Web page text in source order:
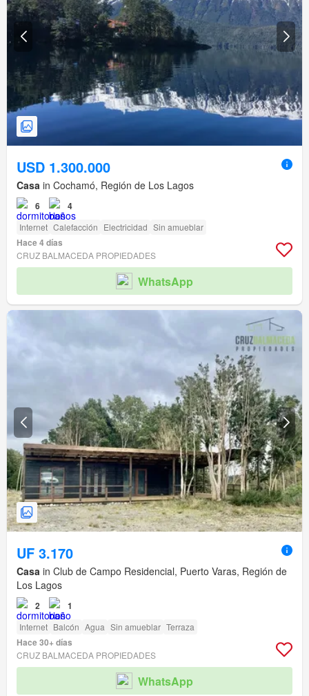
USD 1.300.000
Casa in Cochamó, Región de Los Lagos
6 4
Internet Calefacción Electricidad Sin amueblar
Hace 4 días
CRUZ BALMACEDA PROPIEDADES
WhatsApp
UF 3.170
Casa in Club de Campo Residencial, Puerto Varas, Región de
Los Lagos
2 1
Internet Balcón Agua Sin amueblar Terraza
Hace 30+ días
CRUZ BALMACEDA PROPIEDADES
WhatsApp